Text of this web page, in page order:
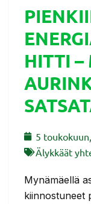
HITTI
5
Älykkäät
Mynämäellä
kiinnostuneet